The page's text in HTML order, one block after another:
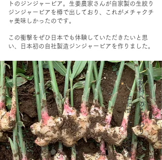
トのジンジャービア。生姜農家さんが自家製の生絞り
ジンジャービアを樽で出しており、これがメチャクチ
ャ美味しかったのです。
この衝撃をぜひ日本でも体験していただきたいと思
い、日本初の自社製造ジンジャービアを作りました。
口に広がる生姜の風味​原材料へのこだわり